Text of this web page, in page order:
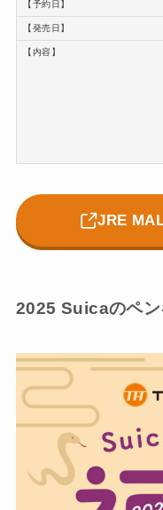
【予約日】
【発売日】
【内容】
JRE
2025 Suicaのペ